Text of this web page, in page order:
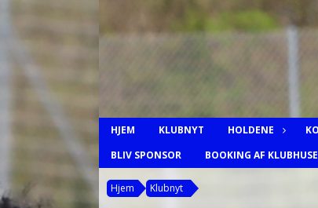
HJEM KLUBNYT HOLDENE
BLIV SPONSOR
BOOKING AF
Hjem Klubnyt